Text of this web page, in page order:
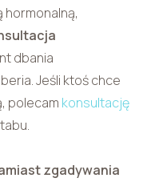
dbania
Jeśli ktoś chce
polecam konsultację
zgadywania